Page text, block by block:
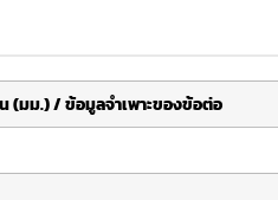
(มม.) / ข้อมูลจำเพาะของข้อต่อ